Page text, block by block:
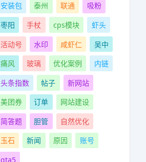
安装包 泰州 联通
吸粉
枣阳
手杖 cps模块
虾头
活动号
水印 咸虾仁
吴中
痛风
玻璃 优化案例
内链
头条指数
帖子
新网站
美团券
订单
网站建设
简答题
胆管
自然优化
玉石
新闻 原因
账号
gta5